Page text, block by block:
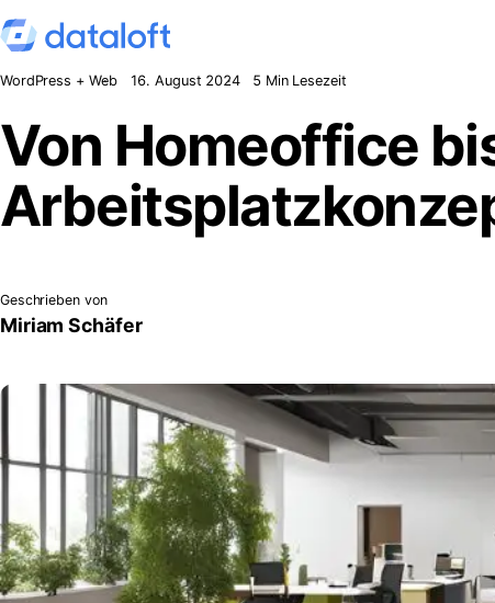
Zum Inhalt springen
WordPress + Web 16. August 2024 5 Min Lesezeit
Von Homeoffice
Geschrieben von
Miriam Schäfer